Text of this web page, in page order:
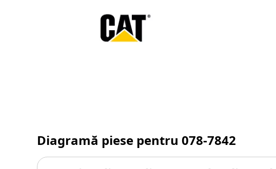
Diagramă piese pentru 078-7842